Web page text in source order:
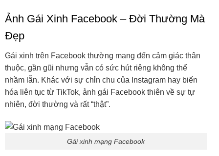
Ảnh Gái Xinh Facebook – Đời Thường Mà
Đẹp
Gái xinh trên Facebook thường mang đến cảm giác thân
thuộc, gần gũi nhưng vẫn có sức hút riêng không thể
nhầm lẫn. Khác với sự chỉn chu của Instagram hay biến
hóa liên tục từ TikTok, ảnh gái Facebook thiên về sự tự
nhiên, đời thường và rất “thật”.
Gái xinh mạng Facebook